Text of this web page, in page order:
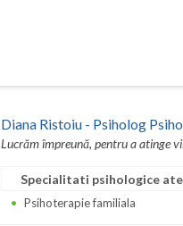
Diana Ristoiu - Psiholog
Lucrăm împreună, pentru a atinge
Specialitati psihologice
Psihoterapie familiala